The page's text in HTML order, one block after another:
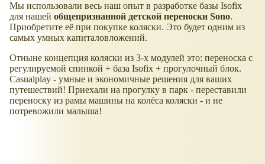
Мы использовали весь наш опыт в разработке базы Isofix
для нашей общепризнанной детской переноски Sono.
Приобретите её при покупке коляски. Это будет одним из
самых умных капиталовложений.
Отныне концепция коляски из 3-х модулей это: переноска с
регулируемой спинкой + база Isofix + прогулочный блок.
Casualplay - умные и экономичные решения для ваших
путешествий! Приехали на прогулку в парк - переставили
переноску из рамы машины на колёса коляски - и не
потревожили малыша!